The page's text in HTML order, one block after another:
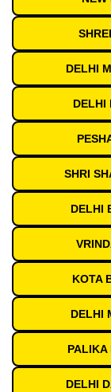
DELHI
DELHI
SHRI
DELHI
KOTA
DELHI
PALIKA
DELHI